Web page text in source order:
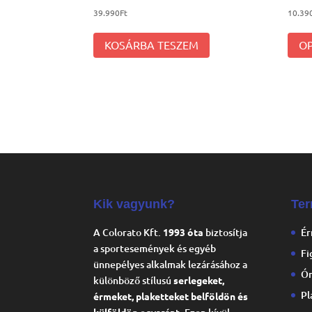
39.990Ft
KOSÁRBA TESZEM
Kik vagyunk?
A Colorato Kft. 1993 óta biztosítja
a sportesemények és egyéb
ünnepélyes alkalmak lezárásához a
különböző stílusúserlegeket,
érmeket, plaketteket belföldön és